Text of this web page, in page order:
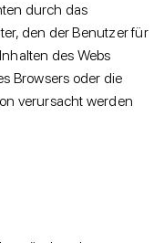
durch das
den der Benutzer für
des Webs
Browsers oder die
verursacht werden